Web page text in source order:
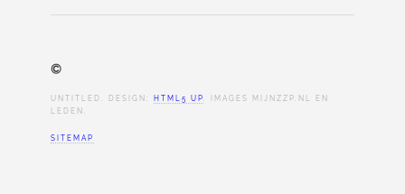
©
UNTITLED. DESIGN: HTML5 UP. IMAGES MIJNZZP.NL EN
LEDEN.
SITEMAP